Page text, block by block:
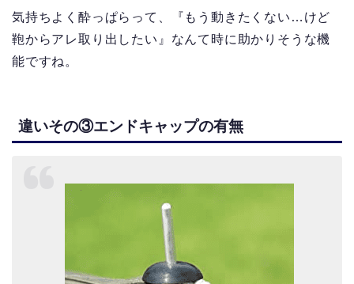
気持ちよく酔っぱらって、『もう動きたくない…けど
鞄からアレ取り出したい』なんて時に助かりそうな機
能ですね。
違いその③エンドキャップの有無